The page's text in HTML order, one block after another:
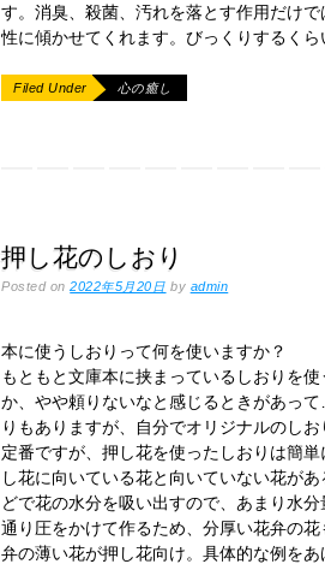
す。消臭、殺菌、汚れを落とす作用だけ
性に傾かせてくれます。びっくりするく
Filed Under 心の癒し
押し花のしおり
Posted on2022年5月20日 by admin
本に使うしおりって何を使いますか？
もともと文庫本に挟まっているしおりを
か、やや頼りないなと感じるときがあっ
りもありますが、自分でオリジナルのし
定番ですが、押し花を使ったしおりは簡
し花に向いている花と向いていない花が
どで花の水分を吸い出すので、あまり水
通り圧をかけて作るため、分厚い花弁の
弁の薄い花が押し花向け。具体的な例を